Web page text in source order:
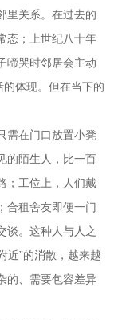
里关系。在过去的
态；上世纪八十年
啼哭时邻居会主动
的体现。但在当下的
需在门口放置小凳
的陌生人，比一百
；工位上，人们戴
合租舍友即便一门
谈。这种人与人之
近”的消散，越来越
的、需要包容差异